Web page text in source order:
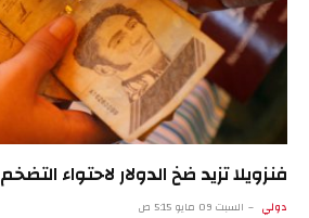
فنزويلا تزيد ضخ الدولار لاحتواء التضخم
دولي السبت 09 مايو 5:15 ص